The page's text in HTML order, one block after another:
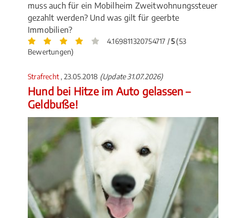
muss auch für ein Mobilheim Zweitwohnungssteuer
gezahlt werden? Und was gilt für geerbte
Immobilien?
4.169811320754717 /5(53
Bewertungen)
Strafrecht , 23.05.2018 (Update 31.07.2026)
Hund bei Hitze im Auto gelassen –
Geldbuße!